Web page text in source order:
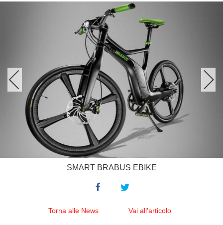
SMART BRABUS EBIKE
Torna alle News Vai all'articolo